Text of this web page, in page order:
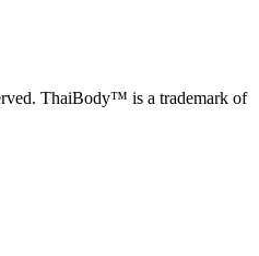
ThaiBody™ is a trademark of